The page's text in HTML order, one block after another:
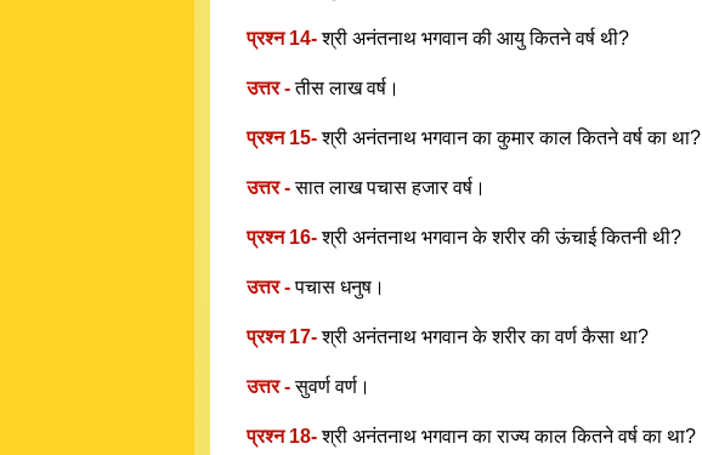
प्रश्न 14-श्री अनंतनाथ भगवान की आयु कितने वर्ष थी?
उत्तर -तीस लाख वर्ष।
प्रश्न 15-श्री अनंतनाथ भगवान का कुमार काल कितने वर्ष का था?
उत्तर -सात लाख पचास हजार वर्ष।
प्रश्न 16-श्री अनंतनाथ भगवान के शरीर की ऊंचाई कितनी थी?
उत्तर -पचास धनुष।
प्रश्न 17-श्री अनंतनाथ भगवान के शरीर का वर्ण कैसा था?
उत्तर -सुवर्ण वर्ण।
प्रश्न 18-श्री अनंतनाथ भगवान का राज्य काल कितने वर्ष का था?